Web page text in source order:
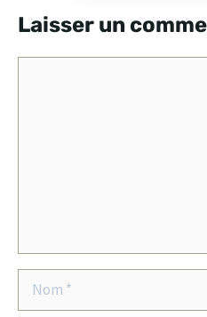
Laisser un